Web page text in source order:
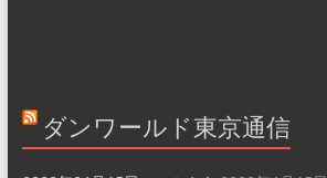
ダンワールド東京通信